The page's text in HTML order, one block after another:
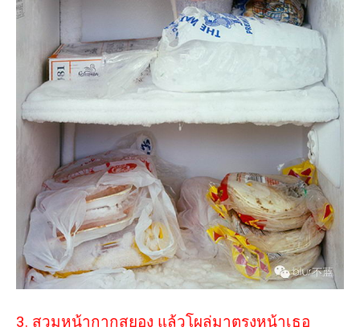
3. สวมหน้ากากสยอง แล้วโผล่มาตรงหน้าเธอ